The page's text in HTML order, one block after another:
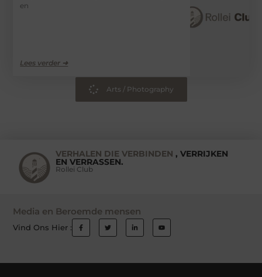
en
Lees verder ➜
Arts / Photography
VERHALEN DIE VERBINDEN , VERRIJKEN
EN VERRASSEN.
Rollei Club
Media en Beroemde mensen
Vind Ons Hier :